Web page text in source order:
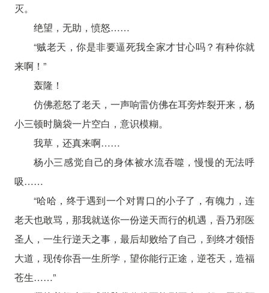
灭。
绝望，无助，愤怒……
“贼老天，你是非要逼死我全家才甘心吗？有种你就
来啊！”
轰隆！
仿佛惹怒了老天，一声响雷仿佛在耳旁炸裂开来，杨
小三顿时脑袋一片空白，意识模糊。
我草，还真来啊……
杨小三感觉自己的身体被水流吞噬，慢慢的无法呼
吸……
“哈哈，终于遇到一个对胃口的小子了，有魄力，连
老天也敢骂，那我就送你一份逆天而行的机遇，吾乃邪医
圣人，一生行逆天之事，最后却败给了自己，到终才领悟
大道，现传你吾一生所学，望你能行正途，逆苍天，造福
苍生……”